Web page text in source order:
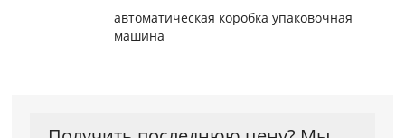
автоматическая коробка упаковочная
машина